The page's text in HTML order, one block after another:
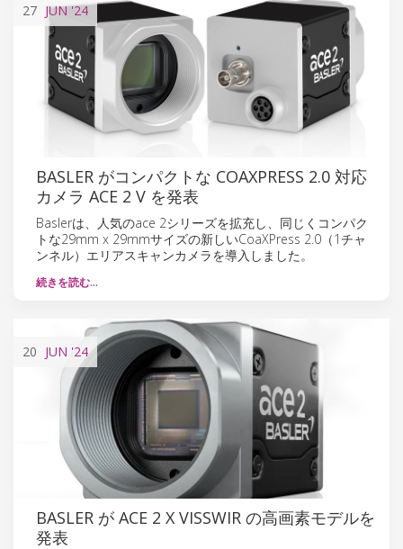
27 JUN'24
BASLER がコンパクトな COAXPRESS 2.0 対応
カメラ ACE 2 V を発表
Baslerは、人気のace 2シリーズを拡充し、同じくコンパク
トな29mm x 29mmサイズの新しいCoaXPress 2.0（1チャ
ンネル）エリアスキャンカメラを導入しました。
続きを読む…
20 JUN '24
BASLER が ACE 2 X VISSWIR の高画素モデルを
発表